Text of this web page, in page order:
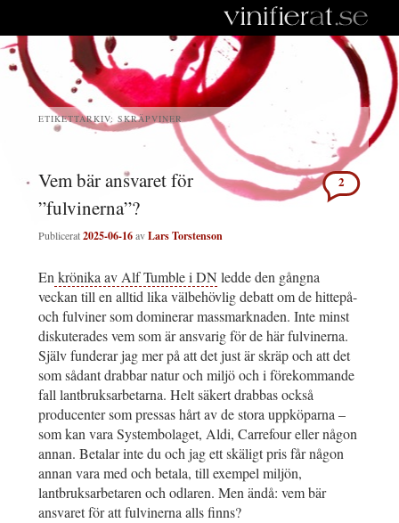
ETIKETTARKIV: SKRÄPVINER
Vem bär ansvaret för
”fulvinerna”?
Publicerat2025-06-16avLars Torstenson
2
Enkrönika av Alf Tumble i DN ledde den gångna
veckan till en alltid lika välbehövlig debatt om de hittepå-
och fulviner som dominerar massmarknaden. Inte minst
diskuterades vem som är ansvarig för de här fulvinerna.
Själv funderar jag mer på att det just är skräp och att det
som sådant drabbar natur och miljö och i förekommande
fall lantbruksarbetarna. Helt säkert drabbas också
producenter som pressas hårt av de stora uppköparna –
som kan vara Systembolaget, Aldi, Carrefour eller någon
annan. Betalar inte du och jag ett skäligt pris får någon
annan vara med och betala, till exempel miljön,
lantbruksarbetaren och odlaren. Men ändå: vem bär
ansvaret för att fulvinerna alls finns?